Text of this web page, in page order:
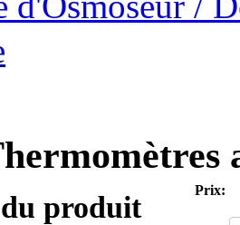
Prix:
produit